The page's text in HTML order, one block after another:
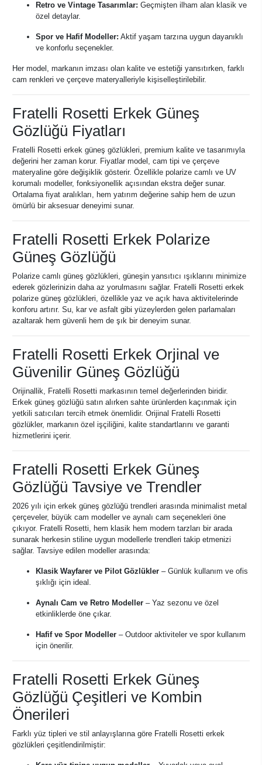
Retro ve Vintage Tasarımlar: Geçmişten ilham alan klasik ve
özel detaylar.
Spor ve Hafif Modeller: Aktif yaşam tarzına uygun dayanıklı
ve konforlu seçenekler.
Her model, markanın imzası olan kalite ve estetiği yansıtırken, farklı
cam renkleri ve çerçeve materyalleriyle kişiselleştirilebilir.
Fratelli Rosetti Erkek Güneş
Gözlüğü Fiyatları
Fratelli Rosetti erkek güneş gözlükleri, premium kalite ve tasarımıyla
değerini her zaman korur. Fiyatlar model, cam tipi ve çerçeve
materyaline göre değişiklik gösterir. Özellikle polarize camlı ve UV
korumalı modeller, fonksiyonellik açısından ekstra değer sunar.
Ortalama fiyat aralıkları, hem yatırım değerine sahip hem de uzun
ömürlü bir aksesuar deneyimi sunar.
Fratelli Rosetti Erkek Polarize
Güneş Gözlüğü
Polarize camlı güneş gözlükleri, güneşin yansıtıcı ışıklarını minimize
ederek gözlerinizin daha az yorulmasını sağlar. Fratelli Rosetti erkek
polarize güneş gözlükleri, özellikle yaz ve açık hava aktivitelerinde
konforu artırır. Su, kar ve asfalt gibi yüzeylerden gelen parlamaları
azaltarak hem güvenli hem de şık bir deneyim sunar.
Fratelli Rosetti Erkek Orjinal ve
Güvenilir Güneş Gözlüğü
Orijinallik, Fratelli Rosetti markasının temel değerlerinden biridir.
Erkek güneş gözlüğü satın alırken sahte ürünlerden kaçınmak için
yetkili satıcıları tercih etmek önemlidir. Orijinal Fratelli Rosetti
gözlükler, markanın özel işçiliğini, kalite standartlarını ve garanti
hizmetlerini içerir.
Fratelli Rosetti Erkek Güneş
Gözlüğü Tavsiye ve Trendler
2026 yılı için erkek güneş gözlüğü trendleri arasında minimalist metal
çerçeveler, büyük cam modeller ve aynalı cam seçenekleri öne
çıkıyor. Fratelli Rosetti, hem klasik hem modern tarzları bir arada
sunarak herkesin stiline uygun modellerle trendleri takip etmenizi
sağlar. Tavsiye edilen modeller arasında:
Klasik Wayfarer ve Pilot Gözlükler – Günlük kullanım ve ofis
şıklığı için ideal.
Aynalı Cam ve Retro Modeller – Yaz sezonu ve özel
etkinliklerde öne çıkar.
Hafif ve Spor Modeller – Outdoor aktiviteler ve spor kullanım
için önerilir.
Fratelli Rosetti Erkek Güneş
Gözlüğü Çeşitleri ve Kombin
Önerileri
Farklı yüz tipleri ve stil anlayışlarına göre Fratelli Rosetti erkek
gözlükleri çeşitlendirilmiştir: